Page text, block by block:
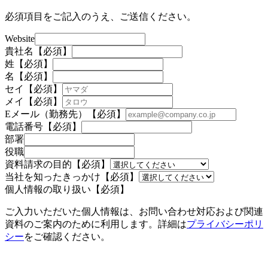
必須項目をご記入のうえ、ご送信ください。
Website
貴社名
【必須】
姓 【必須】
名
【必須】
セイ
【必須】
メイ
【必須】
Eメール（勤務先）
【必須】
電話番号 【必須】
部署
役職
資料請求の目的 【必須】
当社を知ったきっかけ 【必須】
個人情報の取り扱い 【必須】
ご入力いただいた個人情報は、お問い合わせ対応および関連
資料のご案内のために利用します。詳細はプライバシーポリ
シーをご確認ください。